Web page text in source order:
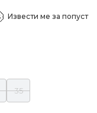
Извести ме за попуст
35